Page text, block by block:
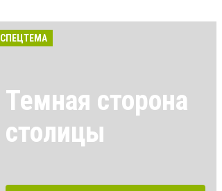
СПЕЦТЕМА
Темная сторона
столицы